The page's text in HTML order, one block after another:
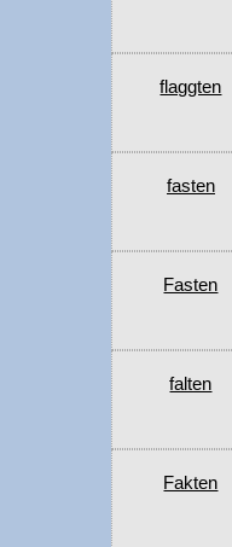
flaggten
fasten
Fasten
falten
Fakten